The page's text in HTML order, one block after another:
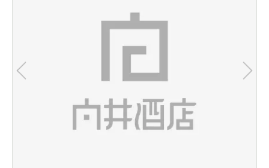
お気に入り機能の活用方法
会社情報